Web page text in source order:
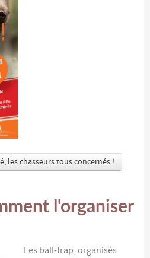
les chasseurs tous concernés !
l'organiser
Les ball-trap, organisés